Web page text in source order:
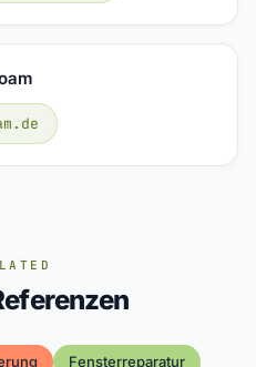
Fensterreparatur